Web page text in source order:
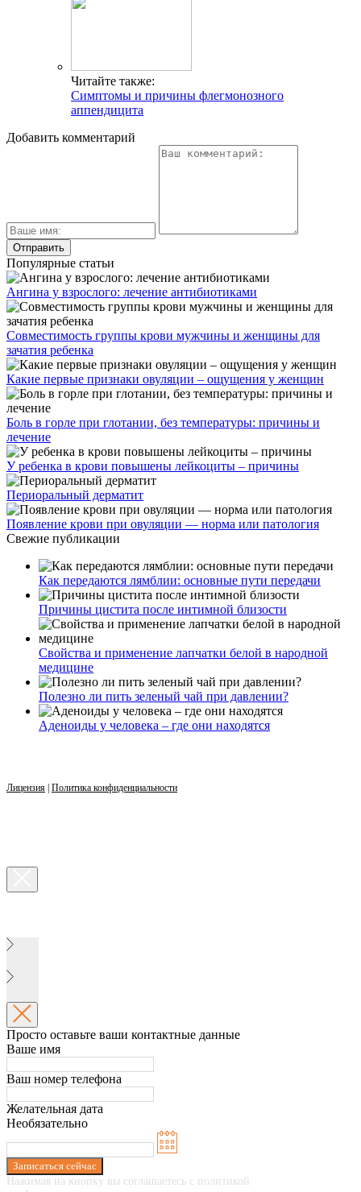
Читайте также:
Симптомы и причины флегмонозного
аппендицита
Добавить комментарий
Популярные статьи
Ангина у взрослого: лечение антибиотиками
Совместимость группы крови мужчины и женщины для
зачатия ребенка
Какие первые признаки овуляции – ощущения у женщин
Боль в горле при глотании, без температуры: причины и
лечение
У ребенка в крови повышены лейкоциты – причины
Периоральный дерматит
Появление крови при овуляции — норма или патология
Свежие публикации
Как передаются лямблии: основные пути передачи
Причины цистита после интимной близости
Свойства и применение лапчатки белой в народной
медицине
Полезно ли пить зеленый чай при давлении?
Аденоиды у человека – где они находятся
Лицензия Политика конфиденциальности
Просто оставьте ваши контактные данные
Ваше имя
Ваш номер телефона
Желательная дата
Необязательно
Записаться сейчас
Нажимая на кнопку вы соглашаетесь с политикой